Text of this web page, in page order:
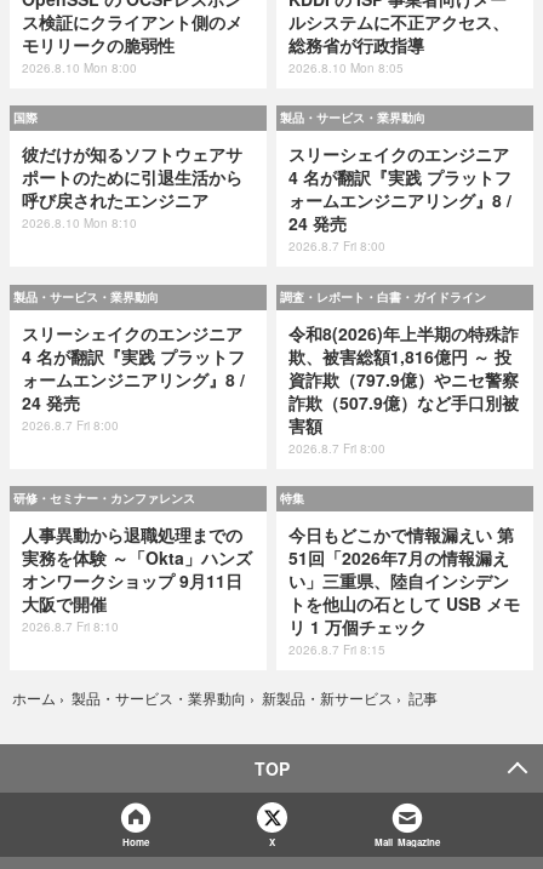
ス検証にクライアント側のメ
モリリークの脆弱性
2026.8.10 Mon 8:00
ルシステムに不正アクセス、
総務省が行政指導
2026.8.10 Mon 8:05
国際
彼だけが知るソフトウェアサ
ポートのために引退生活から
呼び戻されたエンジニア
2026.8.10 Mon 8:10
製品・サービス・業界動向
スリーシェイクのエンジニア
4 名が翻訳『実践 プラットフ
ォームエンジニアリング』8 /
24 発売
2026.8.7 Fri 8:00
製品・サービス・業界動向
スリーシェイクのエンジニア
4 名が翻訳『実践 プラットフ
ォームエンジニアリング』8 /
24 発売
2026.8.7 Fri 8:00
調査・レポート・白書・ガイドライン
令和8(2026)年上半期の特殊詐
欺、被害総額1,816億円 ～ 投
資詐欺（797.9億）やニセ警察
詐欺（507.9億）など手口別被
害額
2026.8.7 Fri 8:00
研修・セミナー・カンファレンス
人事異動から退職処理までの
実務を体験 ～「Okta」ハンズ
オンワークショップ 9月11日
大阪で開催
2026.8.7 Fri 8:10
特集
今日もどこかで情報漏えい 第
51回「2026年7月の情報漏え
い」三重県、陸自インシデン
トを他山の石として USB メモ
リ 1 万個チェック
2026.8.7 Fri 8:15
ホーム › 製品・サービス・業界動向 › 新製品・新サービス › 記事
TOP
Home X Mail Magazine